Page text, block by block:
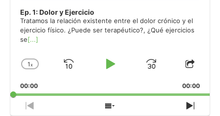
Ep. 1: Dolor y Ejercicio
Tratamos la relación existente entre el dolor crónico y el
ejercicio físico. ¿Puede ser terapéutico?, ¿Qué ejercicios
se[...]
Change
Rate
1x
Skip
Play
Jump
Forward
Share
00:00 00:00
Previous
Show
Next